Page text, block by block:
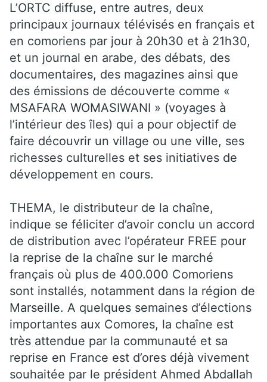
L’ORTC diffuse, entre autres, deux
principaux journaux télévisés en français et
en comoriens par jour à 20h30 et à 21h30,
et un journal en arabe, des débats, des
documentaires, des magazines ainsi que
des émissions de découverte comme «
MSAFARA WOMASIWANI » (voyages à
l’intérieur des îles) qui a pour objectif de
faire découvrir un village ou une ville, ses
richesses culturelles et ses initiatives de
développement en cours.
THEMA, le distributeur de la chaîne,
indique se féliciter d’avoir conclu un accord
de distribution avec l’opérateur FREE pour
la reprise de la chaîne sur le marché
français où plus de 400.000 Comoriens
sont installés, notamment dans la région de
Marseille. A quelques semaines d’élections
importantes aux Comores, la chaîne est
très attendue par la communauté et sa
reprise en France est d’ores déjà vivement
souhaitée par le président Ahmed Abdallah